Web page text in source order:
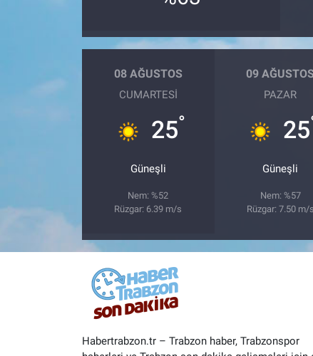
08 AĞUSTOS
CUMARTESI
25°
Güneşli
Nem: %52
Rüzgar: 6.39 m/s
09 AĞUSTOS
PAZAR
25
Güneşli
Nem: %57
Rüzgar: 7.50 m/s
Habertrabzon.tr – Trabzon haber, Trabzonspor